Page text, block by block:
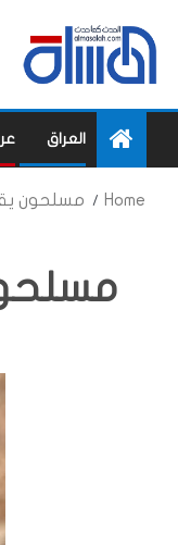
العراق
Home مسلحون